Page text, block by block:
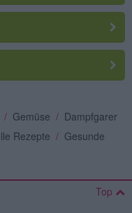
/ Gemüse / Dampfgarer
Rezepte / Gesunde
Top